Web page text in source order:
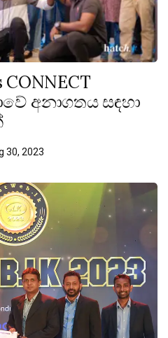
CONNECT
අනාගතය සඳහා
30, 2023